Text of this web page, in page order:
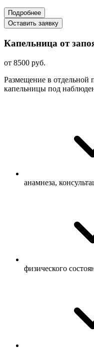
Подробнее
Оставить заявку
Капельница от
от 8500 руб.
Размещение в отдельной
капельницы под
анамнеза,
физического